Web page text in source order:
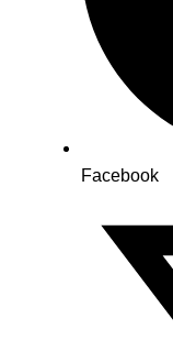
Facebook